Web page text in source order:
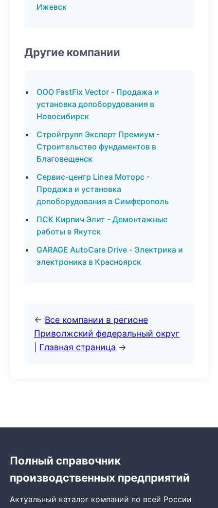
Ижевск
Другие компании
ООО FastFix Vector - Продажа и
установка допоборудования в
Новосибирск
Стройгрупп Эксперт Премиум -
Строительство фундаментов в
Благовещенск
Сервис-центр Linea Моторс -
Продажа и установка
допоборудования в Симферополь
ПСК Кирпич Элит - Демонтажные
работы в Якутск
GARAGE AutoCare Drive - Электрика и
электроника в Красноярск
← Все компании в регионе
Приволжский федеральный округ
Главная страница →
Полный справочник
производственных предприятий
Актуальный каталог компаний по всей России